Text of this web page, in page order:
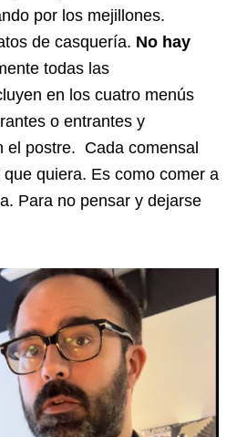
por los mejillones.
de casquería. No hay
todas las
en los cuatro menús
o entrantes y
el postre. Cada comensal
quiera. Es como comer a
Para no pensar y dejarse